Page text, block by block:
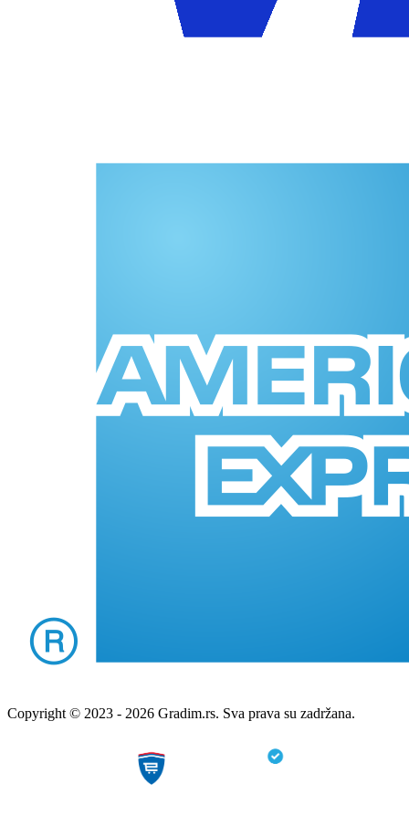
Copyright © 2023 - 2026 Gradim.rs. Sva prava su zadržana.